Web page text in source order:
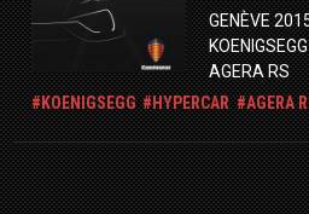
GENÈVE
AGERA RS
KOENIGSEGG
HYPERCAR AGERA